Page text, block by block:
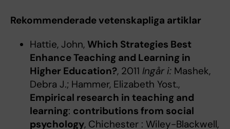
Rekommenderade vetenskapliga artiklar
Hattie, John, Which Strategies Best
Enhance Teaching and Learning in
Higher Education?, 2011 Ingår i:Mashek,
Debra J.; Hammer, Elizabeth Yost.,
Empirical research in teaching and
learning: contributions from social
psychology, Chichester : Wiley-Blackwell,